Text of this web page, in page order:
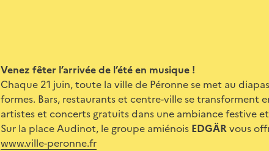
Venez fêter l’arrivée de l’été en musique !
Chaque 21 juin, toute la ville de Péronne se met au
formes. Bars, restaurants et centre-ville se transforment
artistes et concerts gratuits dans une ambiance festive
Sur la place Audinot, le groupe amiénois EDGÄRvous
www.ville-peronne.fr